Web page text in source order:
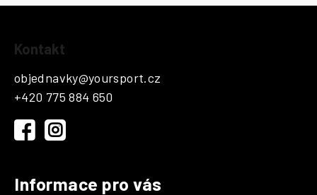
Kontakt
objednavky@yoursport.cz
+420 775 884 650
Informace pro vás